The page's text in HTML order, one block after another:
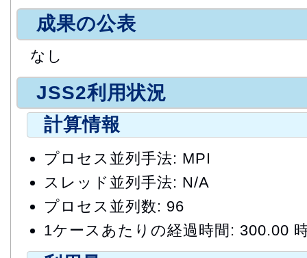
成果の公表
なし
JSS2利用状況
計算情報
プロセス並列手法: MPI
スレッド並列手法: N/A
プロセス並列数: 96
1ケースあたりの経過時間: 300.00